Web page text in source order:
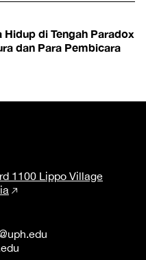
Hidup di Tengah Paradox
dan Para Pembicara
1100 Lippo Village